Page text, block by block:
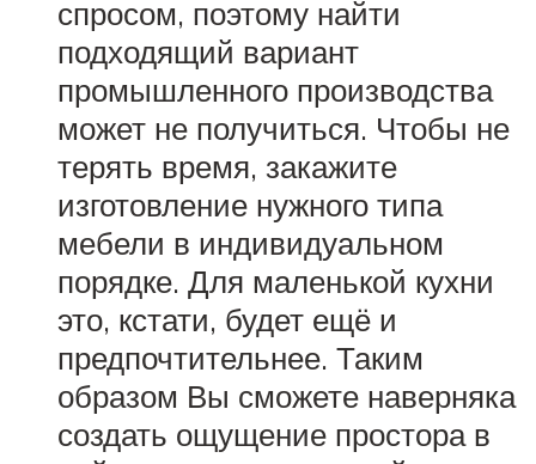
спросом, поэтому найти
подходящий вариант
промышленного производства
может не получиться. Чтобы не
терять время, закажите
изготовление нужного типа
мебели в индивидуальном
порядке. Для маленькой кухни
это, кстати, будет ещё и
предпочтительнее. Таким
образом Вы сможете наверняка
создать ощущение простора в